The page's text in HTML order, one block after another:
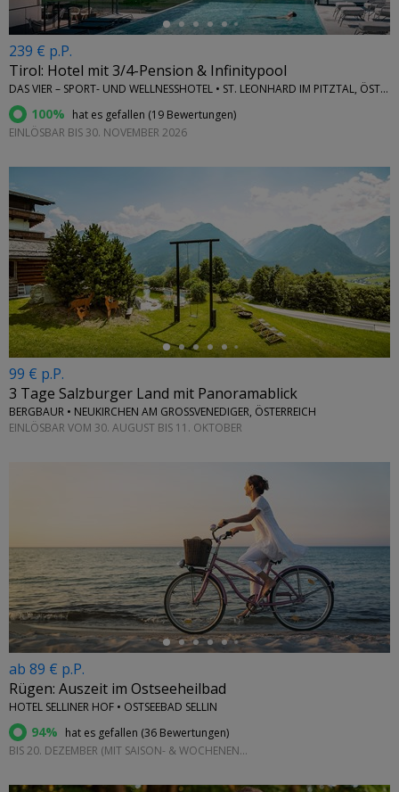
239 € p.P.
Tirol: Hotel mit 3/4-Pension & Infinitypool
DAS VIER – SPORT- UND WELLNESSHOTEL • ST. LEONHARD IM PITZTAL, ÖSTERREICH
100% hat es gefallen (19 Bewertungen)
EINLÖSBAR BIS 30. NOVEMBER 2026
←
99 € p.P.
3 Tage Salzburger Land mit Panoramablick
BERGBAUR • NEUKIRCHEN AM GROSSVENEDIGER, ÖSTERREICH
EINLÖSBAR VOM 30. AUGUST BIS 11. OKTOBER
←
ab 89 € p.P.
Rügen: Auszeit im Ostseeheilbad
HOTEL SELLINER HOF • OSTSEEBAD SELLIN
94% hat es gefallen (36 Bewertungen)
BIS 20. DEZEMBER (MIT SAISON- & WOCHENEND-AUFPREIS)